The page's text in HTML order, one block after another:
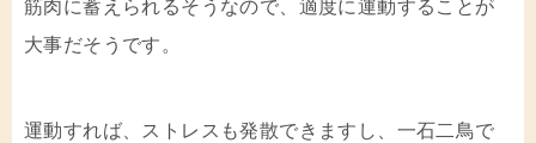
筋肉に蓄えられるそうなので、適度に運動することが
大事だそうです。
運動すれば、ストレスも発散できますし、一石二鳥で